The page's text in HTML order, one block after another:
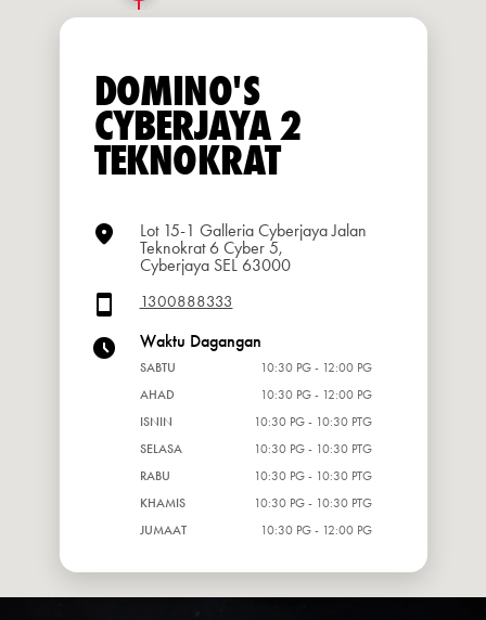
DOMINO'S
CYBERJAYA 2
TEKNOKRAT
Lot 15-1 Galleria Cyberjaya Jalan
Teknokrat 6 Cyber 5,
Cyberjaya SEL 63000
1300888333
Waktu Dagangan
SABTU
10:30 PG - 12:00 PG
AHAD
10:30 PG - 12:00 PG
ISNIN
10:30 PG - 10:30 PTG
SELASA
10:30 PG - 10:30 PTG
RABU
10:30 PG - 10:30 PTG
KHAMIS
10:30 PG - 10:30 PTG
JUMAAT
10:30 PG - 12:00 PG